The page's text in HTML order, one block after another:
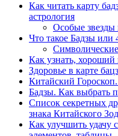
Как читать карту
астрология
Особые звезды
Что такое Бадзы или
Как узнать,
Здоровье в карте
Китайский
Бадзы. Как выбрать
Список секретных
знака Китайского
Как улучшить удачу